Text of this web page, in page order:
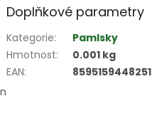
Doplňkové parametry
Kategorie:
Pamlsky
Hmotnost:
0.001 kg
EAN: 8595159448251